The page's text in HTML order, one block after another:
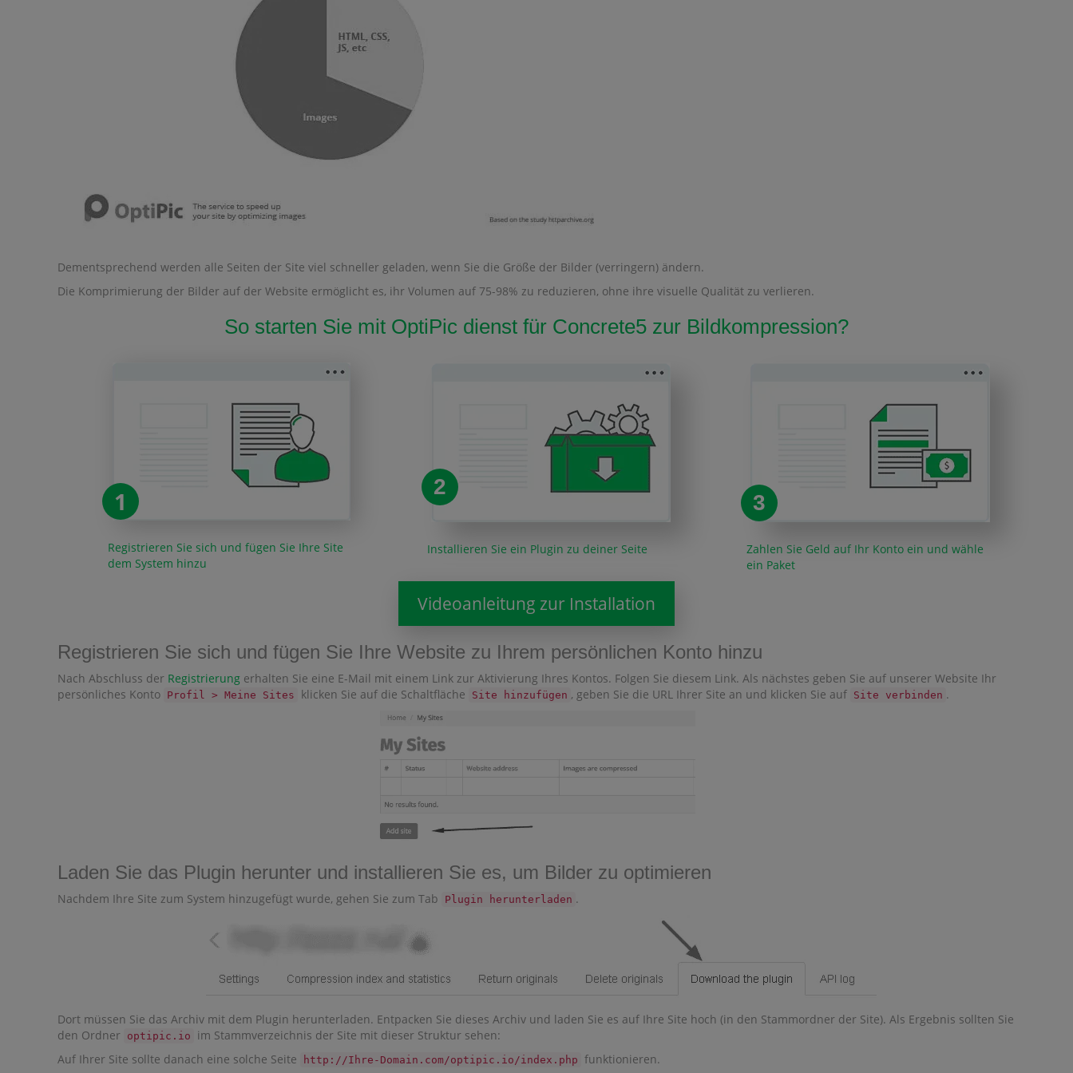
Dementsprechend werden alle Seiten der Site viel schneller geladen, wenn Sie die Größe der Bilder (verringern) ändern.
Die Komprimierung der Bilder auf der Website ermöglicht es, ihr Volumen auf 75-98% zu reduzieren, ohne ihre visuelle Qualität zu verlieren.
So starten Sie mit OptiPic dienst für Concrete5 zur Bildkompression?
1
Registrieren Sie sich und fügen Sie Ihre Site
dem System hinzu
2
Installieren Sie ein Plugin zu deiner Seite
3
Zahlen Sie Geld auf Ihr Konto ein und wähle
ein Paket
Videoanleitung zur Installation
Registrieren Sie sich und fügen Sie Ihre Website zu Ihrem persönlichen Konto hinzu
Nach Abschluss der Registrierung erhalten Sie eine E-Mail mit einem Link zur Aktivierung Ihres Kontos. Folgen Sie diesem Link. Als nächstes geben Sie auf unserer Website Ihr
persönliches Konto Profil > Meine Sites klicken Sie auf die Schaltfläche Site hinzufügen , geben Sie die URL Ihrer Site an und klicken Sie auf Site verbinden .
Laden Sie das Plugin herunter und installieren Sie es, um Bilder zu optimieren
Nachdem Ihre Site zum System hinzugefügt wurde, gehen Sie zum Tab Plugin herunterladen .
Dort müssen Sie das Archiv mit dem Plugin herunterladen. Entpacken Sie dieses Archiv und laden Sie es auf Ihre Site hoch (in den Stammordner der Site). Als Ergebnis sollten Sie
den Ordner optipic.io
im Stammverzeichnis der Site mit dieser Struktur sehen:
Auf Ihrer Site sollte danach eine solche Seite
http://Ihre-Domain.com/optipic.io/index.php funktionieren.